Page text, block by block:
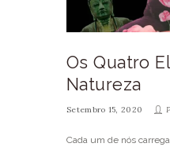
Os Quatro
Natureza
Setembro 15, 2020
Cada um de nós